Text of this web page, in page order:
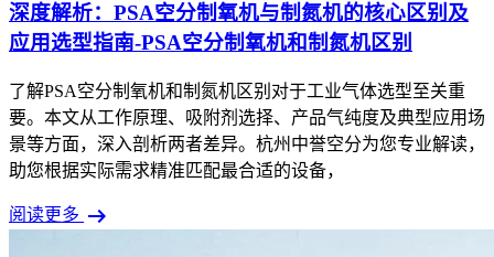
深度解析：PSA空分制氧机与制氮机的核心区别及
应用选型指南-PSA空分制氧机和制氮机区别
了解PSA空分制氧机和制氮机区别对于工业气体选型至关重
要。本文从工作原理、吸附剂选择、产品气纯度及典型应用场
景等方面，深入剖析两者差异。杭州中誉空分为您专业解读，
助您根据实际需求精准匹配最合适的设备，
阅读更多 arrow_right_alt